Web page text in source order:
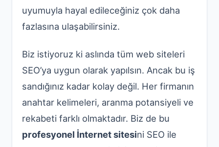
uyumuyla hayal edileceğiniz çok daha
fazlasına ulaşabilirsiniz.
Biz istiyoruz ki aslında tüm web siteleri
SEO’ya uygun olarak yapılsın. Ancak bu iş
sandığınız kadar kolay değil. Her firmanın
anahtar kelimeleri, aranma potansiyeli ve
rekabeti farklı olmaktadır. Biz de bu
profesyonel İnternet sitesini SEO ile